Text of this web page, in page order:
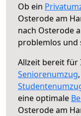
Ob ein
Osterode am
nach Osterode
problemlos und
Allzeit bereit für
Seniorenumzug,
eine optimale
Osterode am